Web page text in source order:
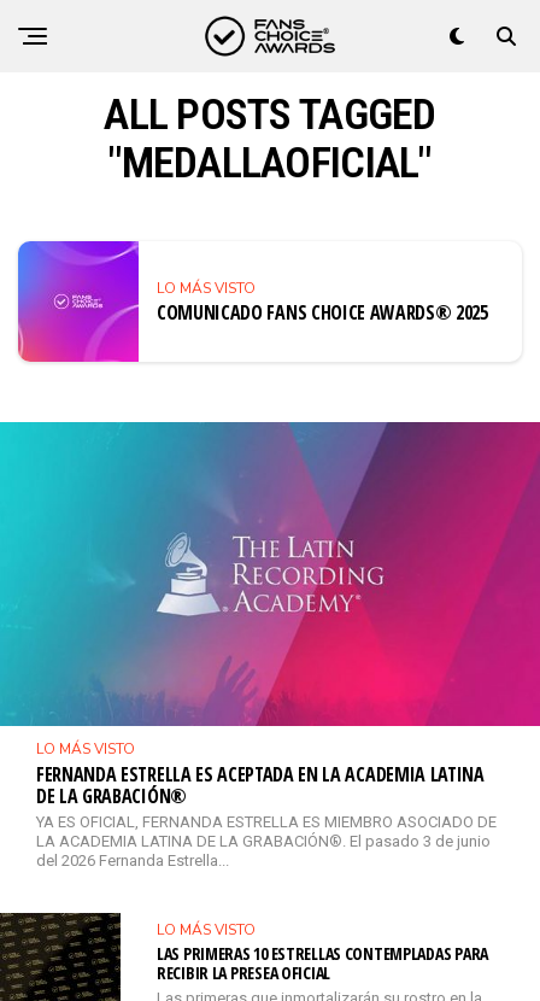
ALL POSTS TAGGED
"MEDALLAOFICIAL"
LO MÁS VISTO
COMUNICADO FANS CHOICE AWARDS® 2025
LO MÁS VISTO
FERNANDA ESTRELLA ES ACEPTADA EN LA ACADEMIA LATINA
DE LA GRABACIÓN®
YA ES OFICIAL, FERNANDA ESTRELLA ES MIEMBRO ASOCIADO DE
LA ACADEMIA LATINA DE LA GRABACIÓN®. El pasado 3 de junio
del 2026 Fernanda Estrella...
LO MÁS VISTO
LAS PRIMERAS 10 ESTRELLAS CONTEMPLADAS PARA
RECIBIR LA PRESEA OFICIAL